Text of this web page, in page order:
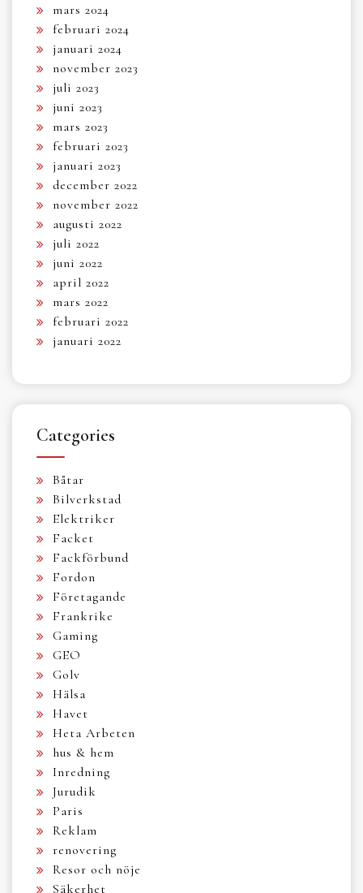
mars 2024
februari 2024
januari 2024
november 2023
juli 2023
juni 2023
mars 2023
februari 2023
januari 2023
december 2022
november 2022
augusti 2022
juli 2022
juni 2022
april 2022
mars 2022
februari 2022
januari 2022
Categories
Båtar
Bilverkstad
Elektriker
Facket
Fackförbund
Fordon
Företagande
Frankrike
Gaming
GEO
Golv
Hälsa
Havet
Heta Arbeten
hus & hem
Inredning
Jurudik
Paris
Reklam
renovering
Resor och nöje
Säkerhet